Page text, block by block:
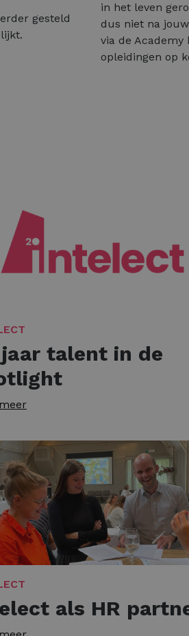
gesteld
in het leven
dus niet na
via de
opleidingen op
talent in de
als HR